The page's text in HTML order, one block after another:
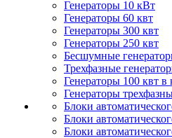
Генераторы 10 кВт
Генераторы 60 квт
Генераторы 300 квт
Генераторы 250 квт
Бесшумные
Трехфазные
Генераторы 100 квт в
Генераторы
Блоки
Блоки
Блоки